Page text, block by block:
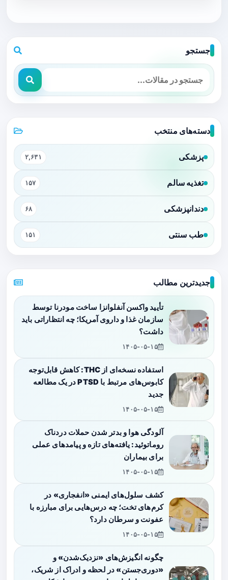
جستجو
دسته‌های منتخب
پزشکی ۲,۶۳۱
تغذیه سالم ۱۵۷
دندانپزشکی ۶۸
طب سنتی ۱۵۱
جدیدترین مطالب
تأیید واکسن آنفلوانزا ساخت مودرنا توسط
سازمان غذا و داروی آمریکا؛ چه انتظاراتی باید
داشت؟
۱۴۰۵-۰۵-۱۵
استفاده نسخه‌ای از THC: کاهش قابل‌توجه
کابوس‌های مرتبط با PTSD در یک مطالعه
جدید
۱۴۰۵-۰۵-۱۵
آلودگی هوا و بدتر شدن حملات دردناک
روماتوئید: یافته‌های تازه و پیامدهای عملی
برای بیماران
۱۴۰۵-۰۵-۱۵
کشف سلول‌های ایمنی «انفجاری» در
کرم‌های تخت؛ چه درس‌هایی برای مبارزه با
عفونت و سرطان دارد؟
۱۴۰۵-۰۵-۱۵
چگونه انگیزش‌های «نزدیک‌شدن» و
«دوری‌جستن» در لحظه و ادراک از شریک،